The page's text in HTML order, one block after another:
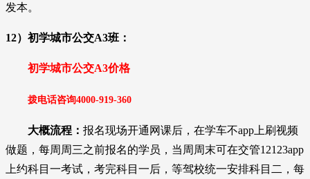
发本。
12）初学城市公交A3班：
初学城市公交A3价格
拨电话咨询4000-919-360
大概流程： 报名现场开通网课后，在学车不app上刷视频
做题，每周周三之前报名的学员，当周周末可在交管12123app
上约科目一考试，考完科目一后 ， 等驾校统一安排科目二，每